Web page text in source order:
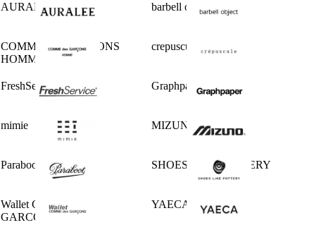
AURALEE barbell object
COMME des GARCONS
HOMME
crepuscule
FreshService Graphpaper
mimie MIZUNO
Paraboot SHOES LIKE POTTERY
Wallet COMME des
GARCONS
YAECA